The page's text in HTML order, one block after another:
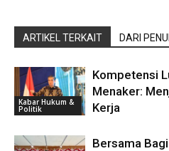
ARTIKEL TERKAIT DARI
Kabar Hukum &
Politik
Kompetensi
Menaker:
Kerja
Bersama